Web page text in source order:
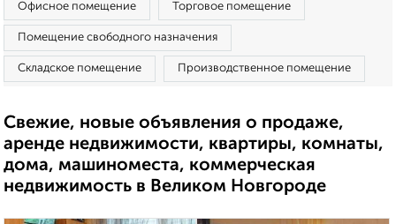
Офисное помещение Торговое помещение
Помещение свободного назначения
Складское помещение Производственное помещение
Свежие, новые объявления о продаже,
аренде недвижимости, квартиры, комнаты,
дома, машиноместа, коммерческая
недвижимость в Великом Новгороде